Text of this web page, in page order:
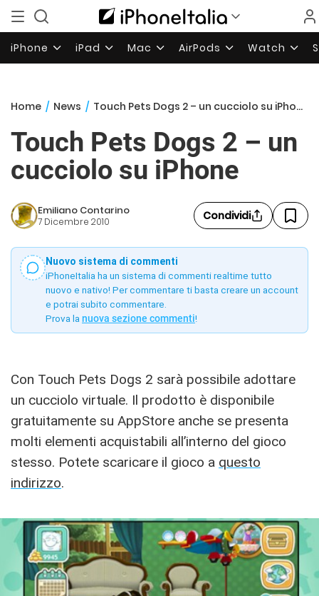
iPhone iPad Mac AirPods Watch
Home / News / Touch Pets Dogs 2 – un cucciolo su iPhone
Touch Pets Dogs 2 – un
cucciolo su iPhone
Emiliano Contarino
7 Dicembre 2010 Condividi
Nuovo sistema di commenti
iPhoneItalia ha un sistema di commenti realtime tutto
nuovo e nativo! Per commentare ti basta creare un account
e potrai subito commentare.
Prova la nuova sezione commenti!
Con Touch Pets Dogs 2 sarà possibile adottare
un cucciolo virtuale. Il prodotto è disponibile
gratuitamente su AppStore anche se presenta
molti elementi acquistabili all’interno del gioco
stesso. Potete scaricare il gioco a questo
indirizzo.